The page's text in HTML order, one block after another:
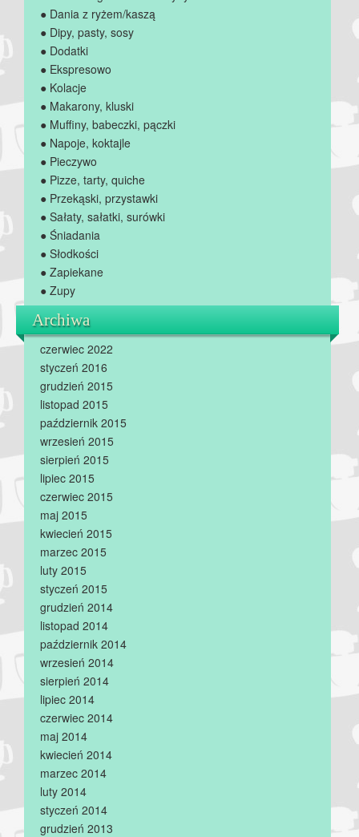
● Dania z ryżem/kaszą
● Dipy, pasty, sosy
● Dodatki
● Ekspresowo
● Kolacje
● Makarony, kluski
● Muffiny, babeczki, pączki
● Napoje, koktajle
● Pieczywo
● Pizze, tarty, quiche
● Przekąski, przystawki
● Sałaty, sałatki, surówki
● Śniadania
● Słodkości
● Zapiekane
● Zupy
Archiwa
czerwiec 2022
styczeń 2016
grudzień 2015
listopad 2015
październik 2015
wrzesień 2015
sierpień 2015
lipiec 2015
czerwiec 2015
maj 2015
kwiecień 2015
marzec 2015
luty 2015
styczeń 2015
grudzień 2014
listopad 2014
październik 2014
wrzesień 2014
sierpień 2014
lipiec 2014
czerwiec 2014
maj 2014
kwiecień 2014
marzec 2014
luty 2014
styczeń 2014
grudzień 2013